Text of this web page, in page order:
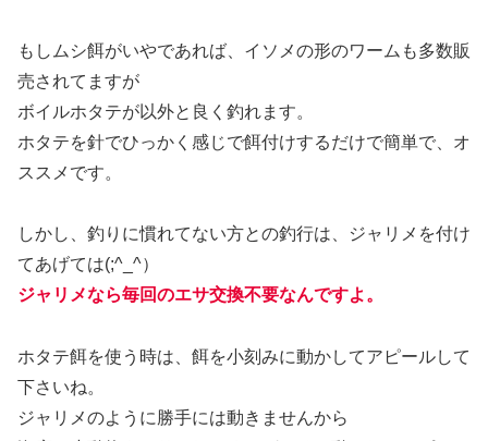
もしムシ餌がいやであれば、イソメの形のワームも多数販
売されてますが
ボイルホタテが以外と良く釣れます。
ホタテを針でひっかく感じで餌付けするだけで簡単で、オ
ススメです。
しかし、釣りに慣れてない方との釣行は、ジャリメを付け
てあげては(;^_^）
ジャリメなら毎回のエサ交換不要なんですよ。
ホタテ餌を使う時は、餌を小刻みに動かしてアピールして
下さいね。
ジャリメのように勝手には動きませんから